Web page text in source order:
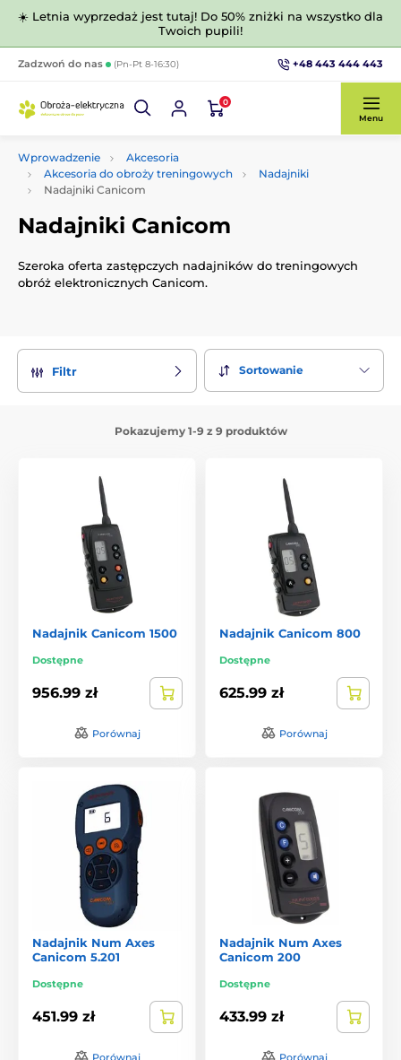
☀️ Letnia wyprzedaż jest tutaj! Do 50% zniżki na wszystko dla
Twoich pupili!
Zadzwoń do nas (Pn-Pt 8-16:30) +48 443 444 443
0
Menu
Wprowadzenie
Akcesoria
Akcesoria do obroży treningowych
Nadajniki
Nadajniki Canicom
Nadajniki Canicom
Szeroka oferta zastępczych nadajników do treningowych
obróż elektronicznych Canicom.
Filtr Sortowanie
Pokazujemy 1-9 z 9 produktów
Nadajnik Canicom 1500
Dostępne
956.99 zł
Porównaj
Nadajnik Canicom 800
Dostępne
625.99 zł
Porównaj
Nadajnik Num Axes
Canicom 5.201
Dostępne
451.99 zł
Porównaj
Nadajnik Num Axes
Canicom 200
Dostępne
433.99 zł
Porównaj